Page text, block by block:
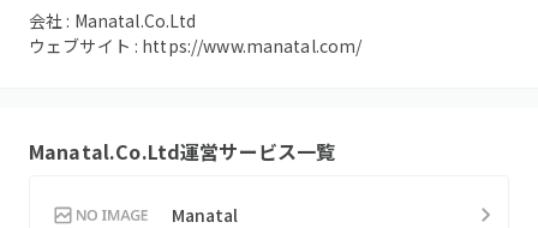
会社 : Manatal.Co.Ltd
ウェブサイト : https://www.manatal.com/
Manatal.Co.Ltd運営サービス一覧
Manatal